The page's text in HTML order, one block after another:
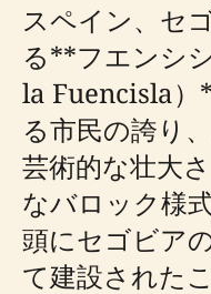
スペイン、セ
る**フエンシ
la Fuencisla）
る市民の誇り
芸術的な壮大
なバロック様
頭にセゴビア
て建設された